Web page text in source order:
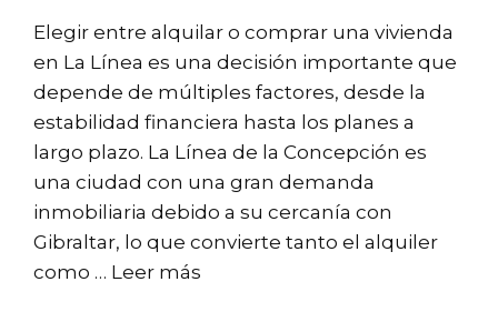
Elegir entre alquilar o comprar una vivienda
en La Línea es una decisión importante que
depende de múltiples factores, desde la
estabilidad financiera hasta los planes a
largo plazo. La Línea de la Concepción es
una ciudad con una gran demanda
inmobiliaria debido a su cercanía con
Gibraltar, lo que convierte tanto el alquiler
como … Leer más